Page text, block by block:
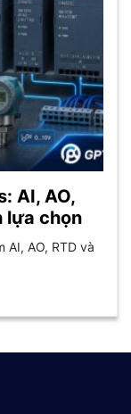
AI, AO,
lựa chọn
AI, AO, RTD và